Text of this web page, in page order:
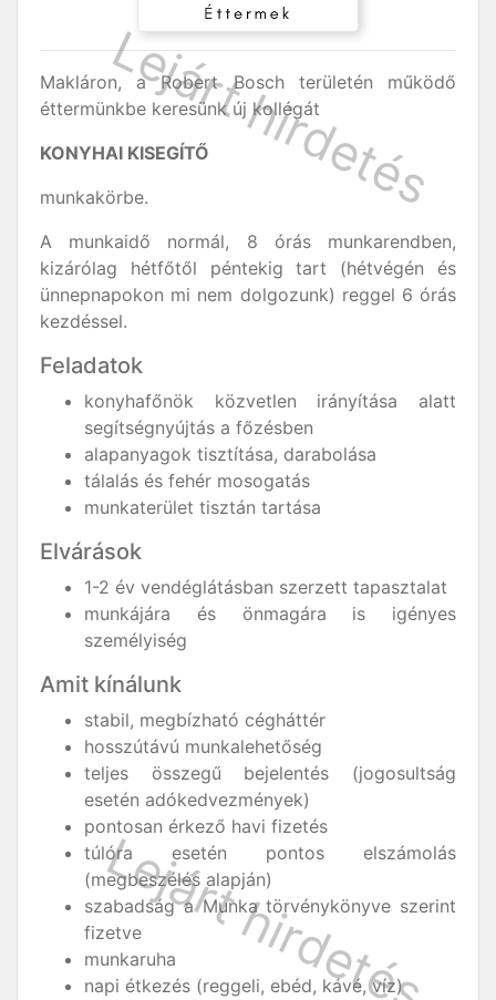
Makláron, a Robert Bosch területén működő
éttermünkbe keresünk új kollégát
KONYHAI KISEGÍTŐ
munkakörbe.
A munkaidő normál, 8 órás munkarendben,
kizárólag hétfőtől péntekig tart (hétvégén és
ünnepnapokon mi nem dolgozunk) reggel 6 órás
kezdéssel.
Feladatok
konyhafőnök közvetlen irányítása alatt
segítségnyújtás a főzésben
alapanyagok tisztítása, darabolása
tálalás és fehér mosogatás
munkaterület tisztán tartása
Elvárások
1-2 év vendéglátásban szerzett tapasztalat
munkájára és önmagára is igényes
személyiség
Amit kínálunk
stabil, megbízható cégháttér
hosszútávú munkalehetőség
teljes összegű bejelentés (jogosultság
esetén adókedvezmények)
pontosan érkező havi fizetés
túlóra esetén pontos elszámolás
(megbeszélés alapján)
szabadság a Munka törvénykönyve szerint
fizetve
munkaruha
napi étkezés (reggeli, ebéd, kávé, víz)